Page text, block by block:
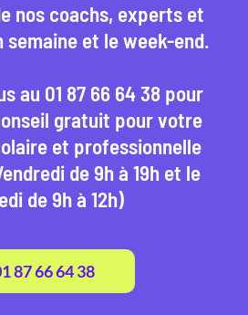
nos coachs, experts et
semaine et le week-end.
au 01 87 66 64 38 pour
gratuit pour votre
et professionnelle
de 9h à 19h et le
de 9h à 12h)
87 66 64 38